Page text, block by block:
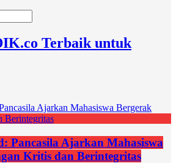
Terbaik untuk
Pancasila Ajarkan Mahasiswa
Kritis dan Berintegritas